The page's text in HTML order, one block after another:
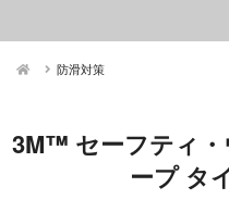
防滑対策
3M™ セーフティ
ープ タ